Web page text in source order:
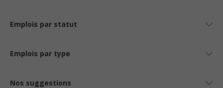
Emplois par statut
Emplois par type
Nos suggestions